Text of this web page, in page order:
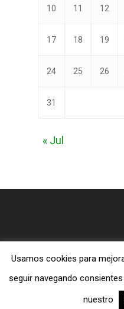
10 11 12
17 18 19
24 25 26
31
« Jul
facebook
RSS
Usamos cookies para
seguir navegando
nuestro